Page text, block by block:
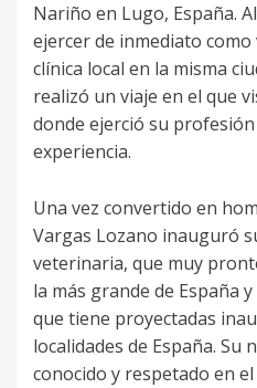
Nariño en Lugo, España.
ejercer de inmediato
clínica local en la misma
realizó un viaje en el que
donde ejerció su
experiencia.
Una vez convertido en
Vargas Lozano inauguró
veterinaria, que muy
la más grande de España
que tiene proyectadas
localidades de España. Su
conocido y respetado en